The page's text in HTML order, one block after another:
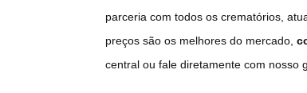
parceria com todos os crematórios,
preços são os melhores do mercado,
central ou fale diretamente com nosso